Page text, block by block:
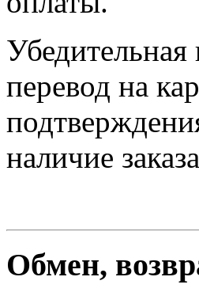
перевод на
наличие
Обмен,